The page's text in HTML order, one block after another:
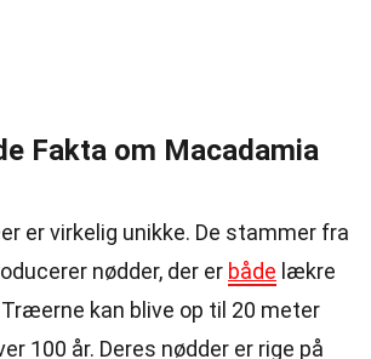
Fakta om Macadamia
er virkelig unikke. De stammer fra
nødder, der er både lækre
kan blive op til 20 meter
100 år. Deres nødder er rige på